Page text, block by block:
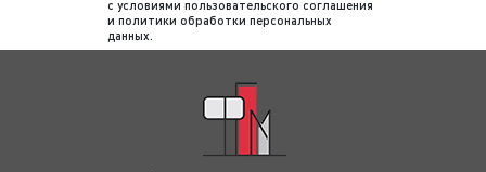
предоставить запись выхода рекламы.
Обращаем внимание, что наша компания
заказчика на радио. Рекламодатель
может самостоятельно отслеживать
корректность выхода рекламы на радио с
с условиями пользовательского соглашения
и политики обработки персональных
данных